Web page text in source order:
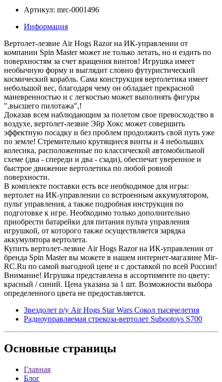
Артикул: mrc-0001496
Информация
Вертолет-лезвие Air Hogs Razor на ИК-управлении от
компании Spin Master может не только летать, но и ездить по
поверхностям за счет вращения винтов! Игрушка имеет
необычную форму и выглядит словно футуристический
космический корабль. Сама конструкция вертолетика имеет
небольшой вес, благодаря чему он обладает прекрасной
маневренностью и с легкостью может выполнять фигуры
",высшего пилотажа",!
Доказав всем наблюдающим за полетом свое превосходство в
воздухе, вертолет-лезвие Эйр Хокс может совершить
эффектную посадку и без проблем продолжить свой путь уже
по земле! Стремительно крутящиеся винты и 4 небольших
колесика, расположенные по классической автомобильной
схеме (два - спереди и два - сзади), обеспечат уверенное и
быстрое движение вертолетика по любой ровной
поверхности.
В комплекте поставки есть все необходимое для игры:
вертолет на ИК-управлении со встроенным аккумулятором,
пульт управления, а также подробная инструкция по
подготовке к игре. Необходимо только дополнительно
приобрести батарейки для питания пульта управления
игрушкой, от которого также осуществляется зарядка
аккумулятора вертолета.
Купить вертолет-лезвие Air Hogs Razor на ИК-управлении от
бренда Spin Master вы можете в нашем интернет-магазине Mir-
RC.Ru по самой выгодной цене и с доставкой по всей России!
Внимание! Игрушка представлена в ассортименте по цвету:
красный / синий. Цена указана за 1 шт. Возможности выбора
определенного цвета не предоставляется.
Звездолет р/у Air Hogs Star Wars Cокол тысячелетия
Радиоуправляемая стрекоза-вертолет Subootoys S700
Основные страницы
Главная
Блог